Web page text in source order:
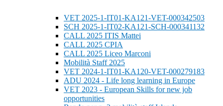
VET 2025-1-IT01-KA121-VET-000342503
SCH 2025-1-IT02-KA121-SCH-000341132
CALL 2025 ITIS Mattei
CALL 2025 CPIA
CALL 2025 Liceo Marconi
Mobilità Staff 2025
VET 2024-1-IT01-KA120-VET-000279183
ADU 2024 - Life long learning in Europe
VET 2023 - European Skills for new job
opportunities